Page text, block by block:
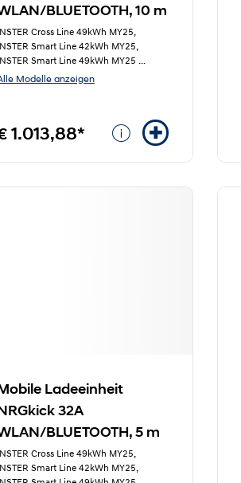
BLUETOOTH, 10 m
INSTER Cross Line 49kWh MY25,
INSTER Smart Line 42kWh MY25,
INSTER Smart Line 49kWh MY25 ...
Modelle anzeigen
1.013,88*
Ladeeinheit
32A
BLUETOOTH, 5 m
INSTER Cross Line 49kWh MY25,
INSTER Smart Line 42kWh MY25,